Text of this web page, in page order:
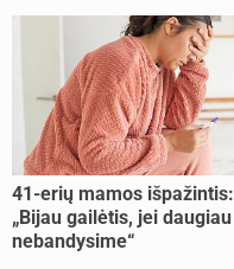
41-erių mamos išpažintis:
„Bijau gailėtis, jei daugiau
nebandysime“